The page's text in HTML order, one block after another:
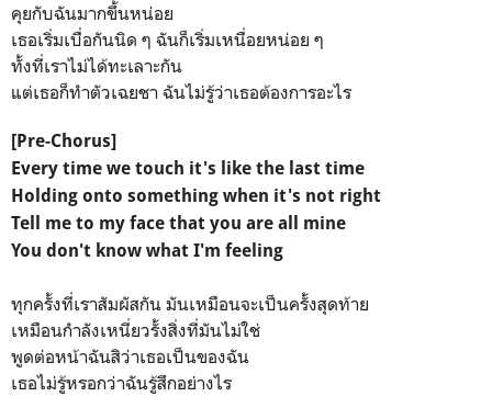
คุยกับฉันมากขึ้นหน่อย
เธอเริ่มเบื่อกันนิด ๆ ฉันก็เริ่มเหนื่อยหน่อย ๆ
ทั้งที่เราไม่ได้ทะเลาะกัน
แต่เธอก็ทำตัวเฉยชา ฉันไม่รู้ว่าเธอต้องการอะไร
[Pre-Chorus]
Every time we touch it's like the last time
Holding onto something when it's not right
Tell me to my face that you are all mine
You don't know what I'm feeling
ทุกครั้งที่เราสัมผัสกัน มันเหมือนจะเป็นครั้งสุดท้าย
เหมือนกำลังเหนี่ยวรั้งสิ่งที่มันไม่ใช่
พูดต่อหน้าฉันสิว่าเธอเป็นของฉัน
เธอไม่รู้หรอกว่าฉันรู้สึกอย่างไร